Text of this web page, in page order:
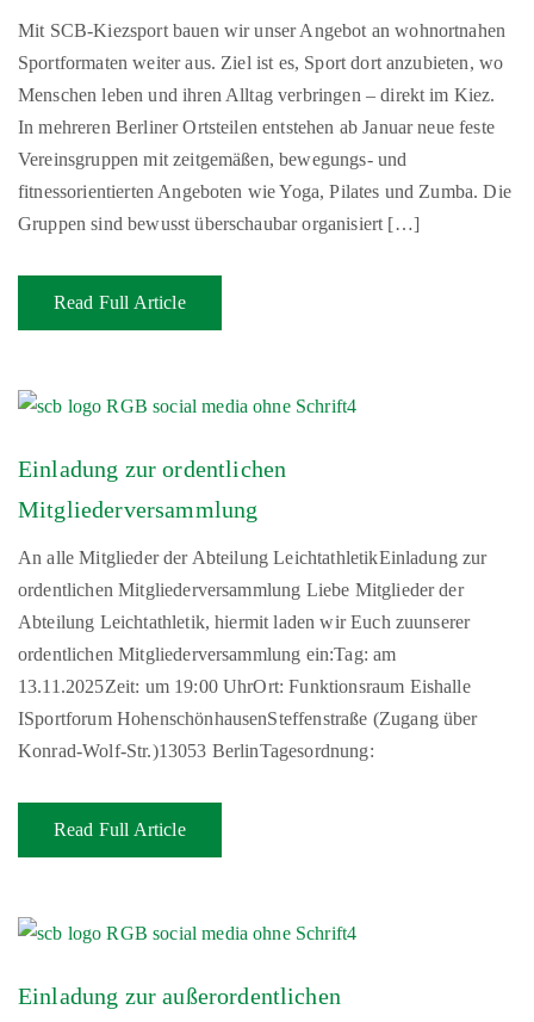
Mit SCB-Kiezsport bauen wir unser Angebot an wohnortnahen
Sportformaten weiter aus. Ziel ist es, Sport dort anzubieten, wo
Menschen leben und ihren Alltag verbringen – direkt im Kiez.
In mehreren Berliner Ortsteilen entstehen ab Januar neue feste
Vereinsgruppen mit zeitgemäßen, bewegungs- und
fitnessorientierten Angeboten wie Yoga, Pilates und Zumba. Die
Gruppen sind bewusst überschaubar organisiert […]
Read Full Article
Einladung zur ordentlichen
Mitgliederversammlung
An alle Mitglieder der Abteilung LeichtathletikEinladung zur
ordentlichen Mitgliederversammlung Liebe Mitglieder der
Abteilung Leichtathletik, hiermit laden wir Euch zuunserer
ordentlichen Mitgliederversammlung ein:Tag: am
13.11.2025Zeit: um 19:00 UhrOrt: Funktionsraum Eishalle
ISportforum HohenschönhausenSteffenstraße (Zugang über
Konrad-Wolf-Str.)13053 BerlinTagesordnung:
Read Full Article
Einladung zur außerordentlichen